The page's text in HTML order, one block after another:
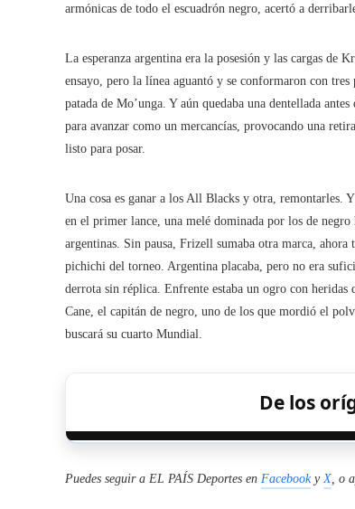
armónicas de todo el escuadrón negro, acertó a
La esperanza argentina era la posesión y las cargas de
ensayo, pero la línea aguantó y se conformaron con
patada de Mo’unga. Y aún quedaba una dentellada
para avanzar como un mercancías, provocando una
listo para posar.
Una cosa es ganar a los All Blacks y otra, remontarles.
en el primer lance, una melé dominada por los de
argentinas. Sin pausa, Frizell sumaba otra marca,
pichichi del torneo. Argentina placaba, pero no era
derrota sin réplica. Enfrente estaba un ogro con heridas
Cane, el capitán de negro, uno de los que mordió el
buscará su cuarto Mundial.
De los
Puedes seguir a EL PAÍS Deportes en Facebooky X , o